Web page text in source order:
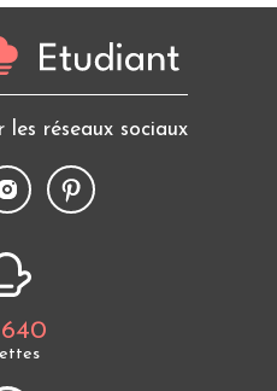
les réseaux sociaux